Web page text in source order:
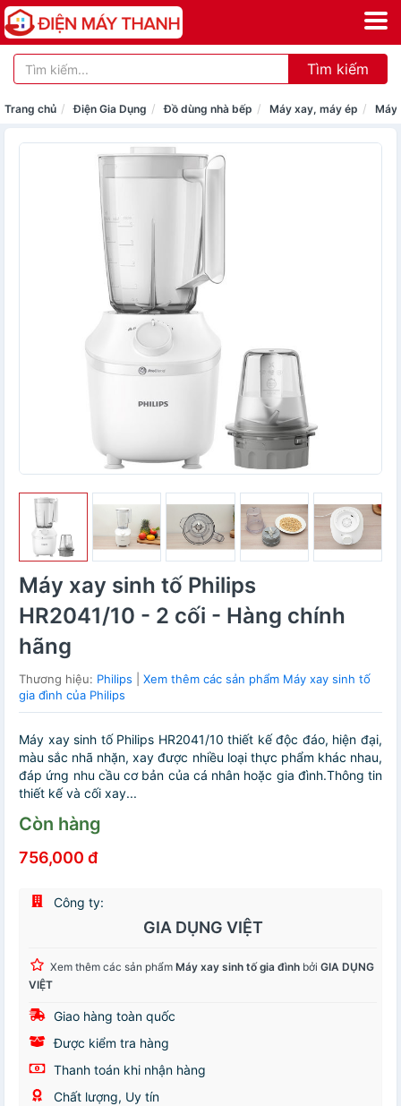
Tìm kiếm
Trang chủ Điện Gia Dụng Đồ dùng nhà bếp Máy xay, máy ép Máy
Máy xay sinh tố Philips
HR2041/10 - 2 cối - Hàng chính
hãng
Thương hiệu: Philips
Xem thêm các sản phẩm Máy xay sinh tố
gia đình của Philips
Máy xay sinh tố Philips HR2041/10 thiết kế độc đáo, hiện đại,
màu sắc nhã nhặn, xay được nhiều loại thực phẩm khác nhau,
đáp ứng nhu cầu cơ bản của cá nhân hoặc gia đình.Thông tin
thiết kế và cối xay...
Còn hàng
756,000 đ
Công ty:
GIA DỤNG VIỆT
Xem thêm các sản phẩm Máy xay sinh tố gia đình bởi GIA DỤNG
VIỆT
Giao hàng toàn quốc
Được kiểm tra hàng
Thanh toán khi nhận hàng
Chất lượng, Uy tín